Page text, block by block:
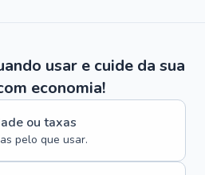
usar e cuide da sua
economia!
ou taxas
pelo que usar.